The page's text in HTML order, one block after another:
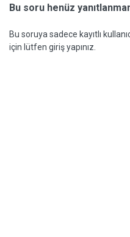
Bu soru henüz
Bu soruya sadece kayıtlı
için lütfen giriş yapınız.